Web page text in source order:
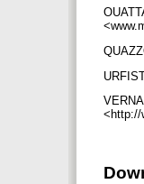
<http://